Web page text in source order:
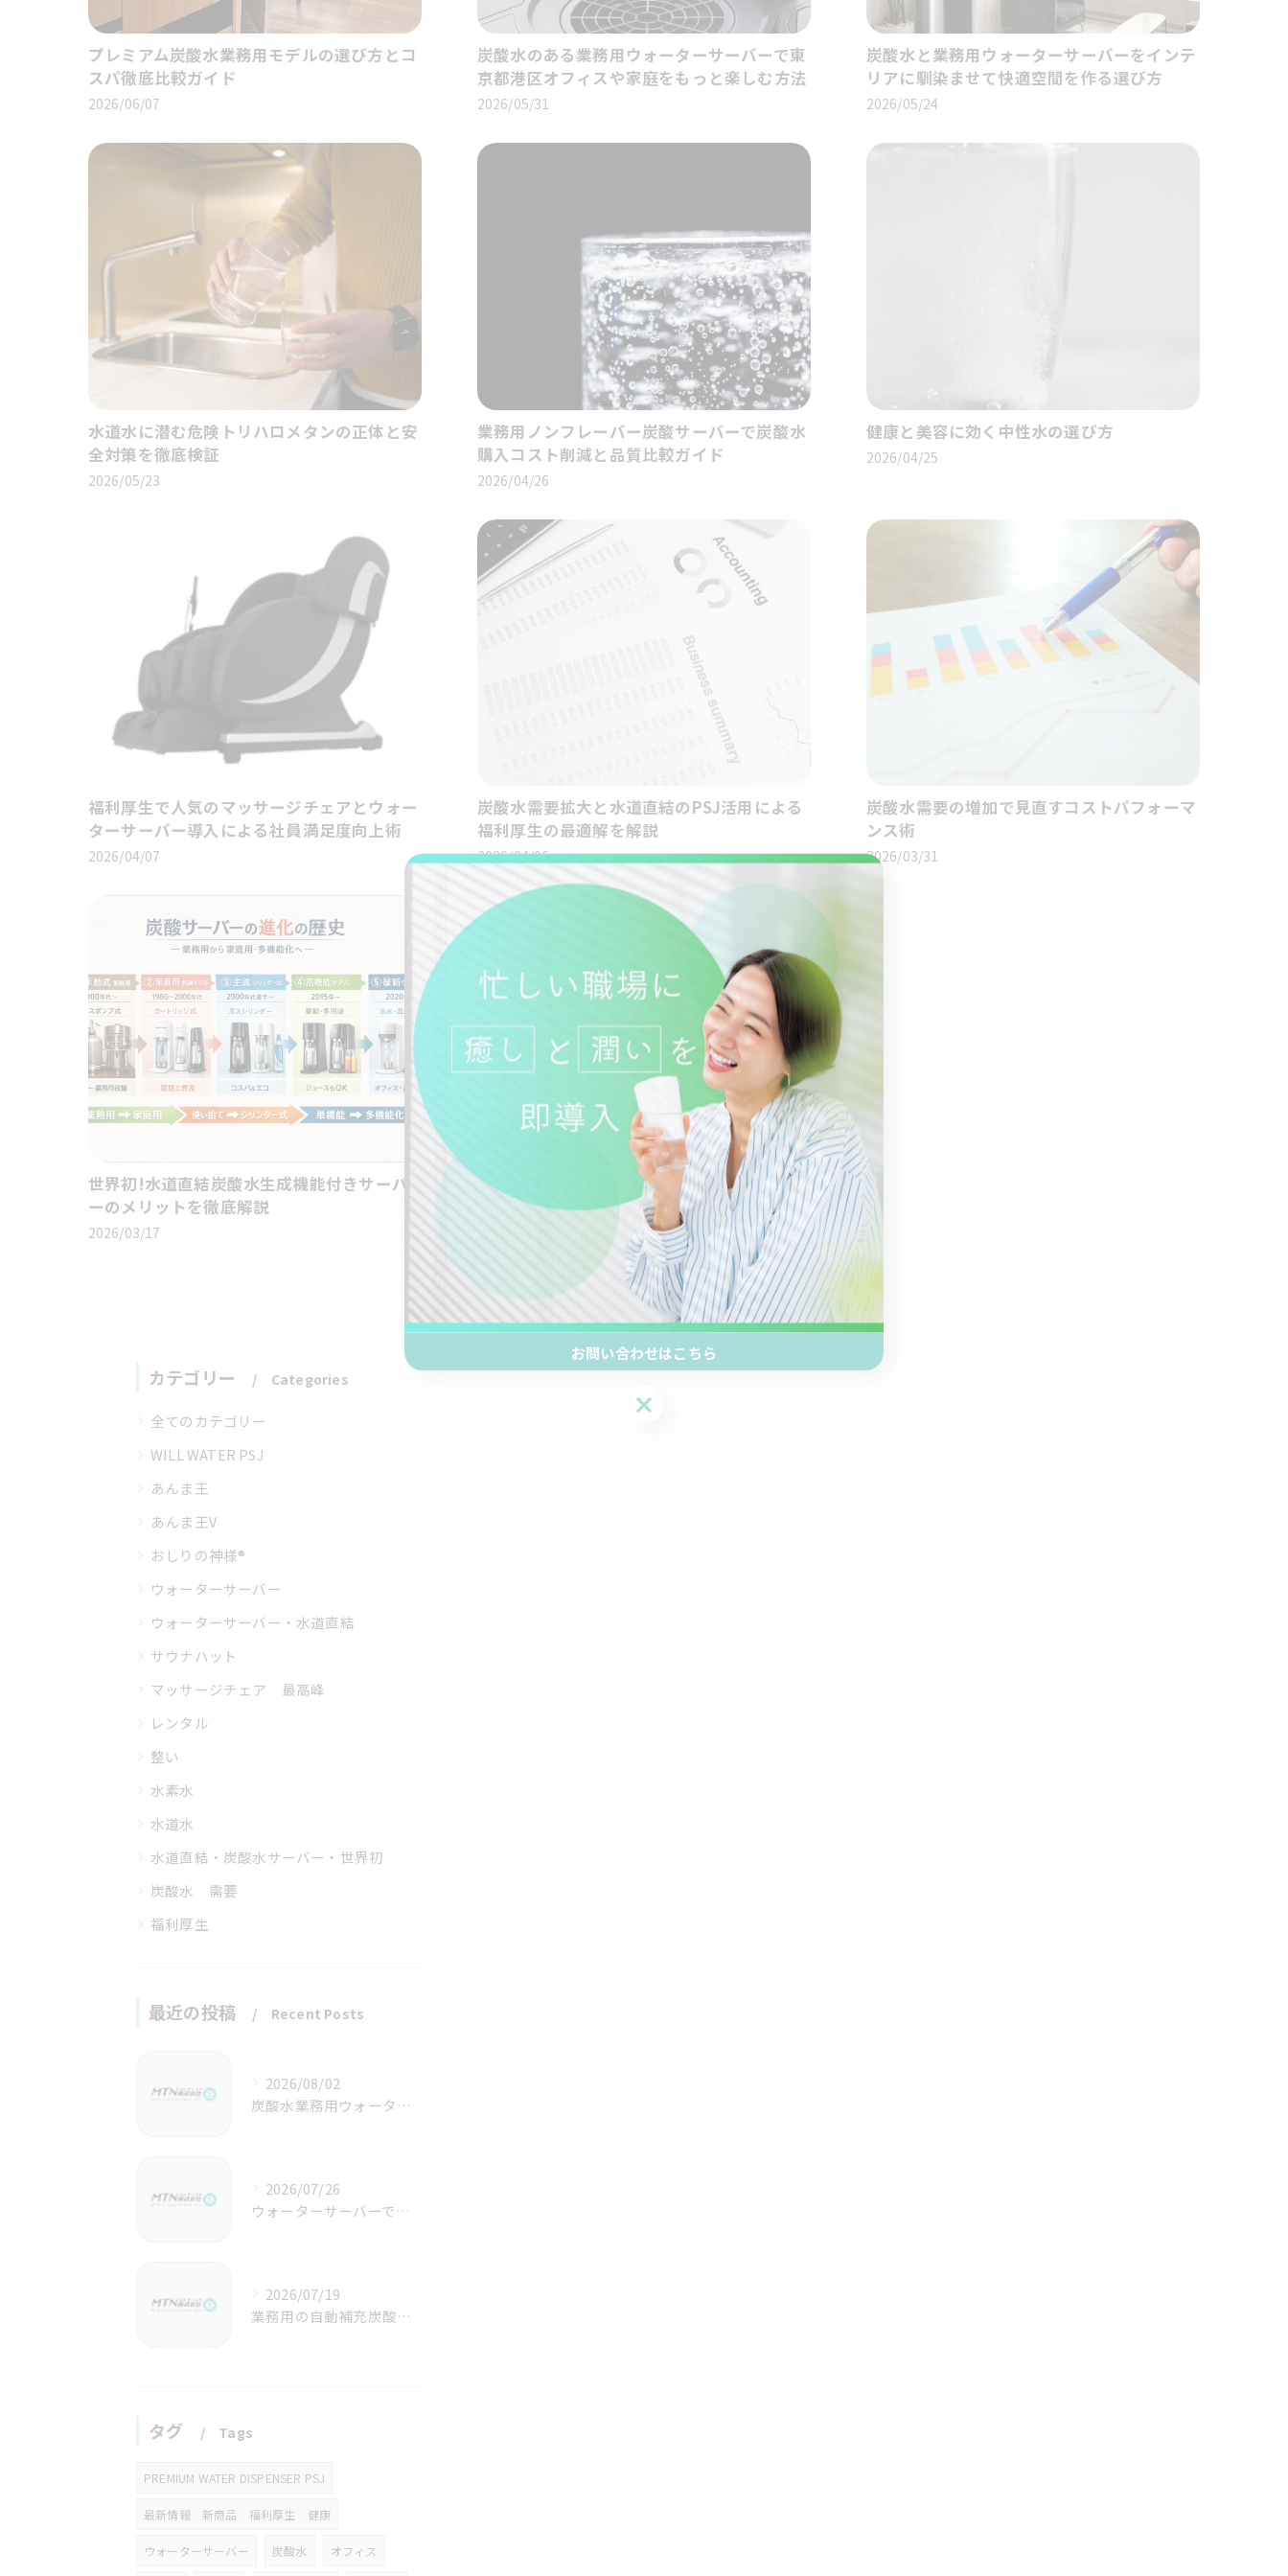
プレミアム炭酸水業務用モデルの選び方とコ
スパ徹底比較ガイド
2026/06/07
炭酸水のある業務用ウォーターサーバーで東
京都港区オフィスや家庭をもっと楽しむ方法
2026/05/31
炭酸水と業務用ウォーターサーバーをインテ
リアに馴染ませて快適空間を作る選び方
2026/05/24
水道水に潜む危険トリハロメタンの正体と安
全対策を徹底検証
2026/05/23
業務用ノンフレーバー炭酸サーバーで炭酸水
購入コスト削減と品質比較ガイド
2026/04/26
健康と美容に効く中性水の選び方
2026/04/25
福利厚生で人気のマッサージチェアとウォー
ターサーバー導入による社員満足度向上術
2026/04/07
炭酸水需要拡大と水道直結のPSJ活用による
福利厚生の最適解を解説
2026/04/06
炭酸水需要の増加で見直すコストパフォーマ
ンス術
2026/03/31
世界初!水道直結炭酸水生成機能付きサーバ
ーのメリットを徹底解説
2026/03/17
2 3
カテゴリー Categories
全てのカテゴリー
WILL WATER PSJ
あんま王
あんま王V
おしりの神様®
ウォーターサーバー
ウォーターサーバー・水道直結
サウナハット
マッサージチェア 最高峰
レンタル
整い
水素水
水道水
水道直結・炭酸水サーバー・世界初
炭酸水 需要
福利厚生
最近の投稿 Recent Posts
2026/08/02
炭酸水業務用ウォーターサーバーで警報が鳴る原因と即対応の手順徹底ガイド
2026/07/26
ウォーターサーバーで炭酸水と環境対応を両立する東京都三鷹市での新しい選択肢
2026/07/19
業務用の自動補充炭酸水ユニットでコスト削減と高品質を両立する選び方ガイド
タグ Tags
PREMIUM WATER DISPENSER PSJ
最新情報 新商品 福利厚生 健康
ウォーターサーバー 炭酸水 オフィス
お問い合わせはこちら
お問い合わせはこちら